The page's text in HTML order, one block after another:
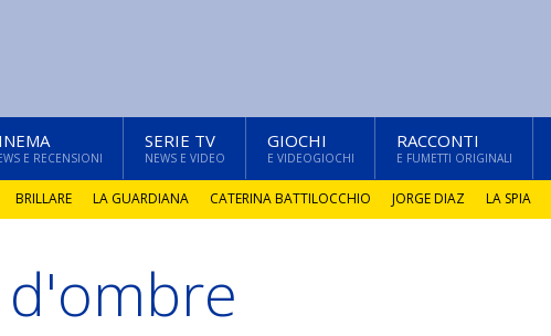
E RECENSIONI
SERIE TV
NEWS E VIDEO
GIOCHI
E VIDEOGIOCHI
RACCONTI
E FUMETTI ORIGINALI
BRILLARE LA GUARDIANA CATERINA BATTILOCCHIO JORGE DIAZ LA SPIA